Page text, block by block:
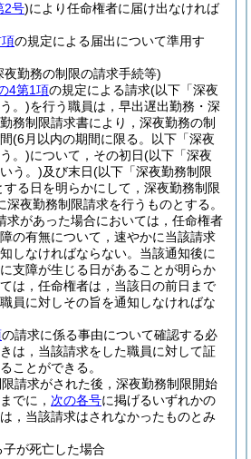
2号)により任命権者に届け出なければ
の規定による届出について準用す
勤務の制限の請求手続等)
4第1項の規定による請求(以下「深夜
。)を行う職員は，早出遅出勤務・深
務制限請求書により，深夜勤務の制
(6月以内の期間に限る。以下「深夜
。)について，その初日(以下「深夜
う。)及び末日(以下「深夜勤務制限
する日を明らかにして，深夜勤務制限
深夜勤務制限請求を行うものとする。
求があった場合においては，任命権者
の有無について，速やかに当該請求
しなければならない。 当該通知後に
支障が生じる日があることが明らか
は，任命権者は，当該日の前日まで
員に対しその旨を通知しなければな
の請求に係る事由について確認する必
は，当該請求をした職員に対して証
ことができる。
請求がされた後，深夜勤務制限開始
でに， 次の各号に掲げるいずれかの
，当該請求はされなかったものとみ
が死亡した場合